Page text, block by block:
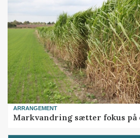
ARRANGEMENT
Markvandring sætter fokus på